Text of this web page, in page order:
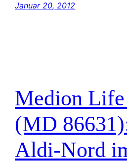
Januar 20, 2012
Medion
(MD
Aldi-Nord